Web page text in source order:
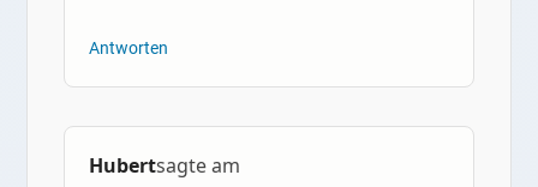
Antworten
Hubertsagte am